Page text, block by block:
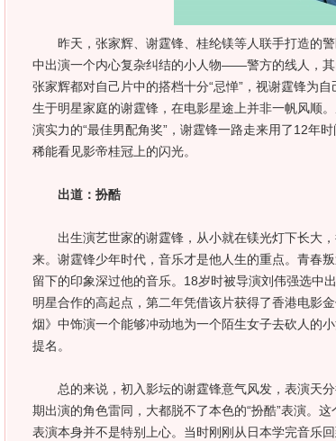
昨天，张家辉、谢霆锋、桂纶镁等人联手打造的警
中出演一个内心复杂纠结的小人物——警方的线人，
张家辉都对自己片中的搭档十分“忌惮”，视谢霆锋为
生于明星家庭的谢霆锋，在电影星途上并非一帆风顺
演实力的“最佳男配角奖”，谢霆锋一路走来用了12年
稀能看见影帝桂冠上的闪光。
出道：扮酷
出生演艺世家的谢霆锋，从小就在镁光灯下长大，
来。谢霆锋少年时代，音乐才是他人生的重点。青春
留下的印象深过他的音乐。18岁时被导演刘伟强选中
明星合作的高起点，第二年凭借该片获得了香港电影
烟》中饰演一个能够冲动地为一个陌生女子去砍人的
提名。
总的来说，初入影坛的谢霆锋意气风发，表演天分
期出演的角色雷同，大都脱不了本色的“扮酷”表演。
表演本身并不是特别上心。当时刚刚从日本学完音乐